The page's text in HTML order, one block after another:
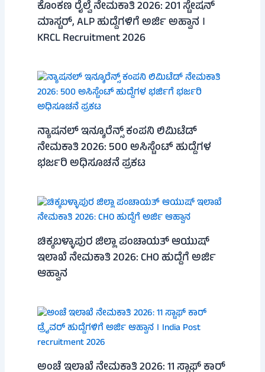
ಕೊಂಕಣ ರೈಲ್ವೆ ನೇಮಕಾತಿ 2026: 201 ಸ್ಟೇಷನ್
ಮಾಸ್ಟರ್, ALP ಹುದ್ದೆಗಳಿಗೆ ಅರ್ಜಿ ಅಹ್ವಾನ ।
KRCL Recruitment 2026
ನ್ಯಾಷನಲ್ ಇನ್ಶೂರೆನ್ಸ್ ಕಂಪನಿ ಲಿಮಿಟೆಡ್
ನೇಮಕಾತಿ 2026: 500 ಅಸಿಸ್ಟೆಂಟ್ ಹುದ್ದೆಗಳ
ಭರ್ಜರಿ ಅಧಿಸೂಚನೆ ಪ್ರಕಟ
ಚಿಕ್ಕಬಳ್ಳಾಪುರ ಜಿಲ್ಲಾ ಪಂಚಾಯತ್ ಆಯುಷ್
ಇಲಾಖೆ ನೇಮಕಾತಿ 2026: CHO ಹುದ್ದೆಗೆ ಅರ್ಜಿ
ಆಹ್ವಾನ
ಅಂಚೆ ಇಲಾಖೆ ನೇಮಕಾತಿ 2026: 11 ಸ್ಟಾಫ್ ಕಾರ್